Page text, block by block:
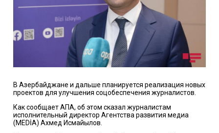
В Азербайджане и дальше планируется реализация новых
проектов для улучшения соцобеспечения журналистов.
Как сообщает АПА, об этом сказал журналистам
исполнительный директор Агентства развития медиа
(MEDİA) Ахмед Исмайылов.